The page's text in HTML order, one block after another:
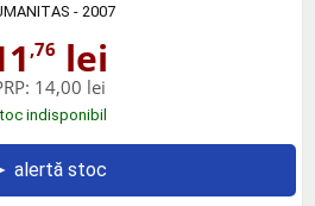
- 2007
,76 lei
14,00 lei
indisponibil
alertă stoc